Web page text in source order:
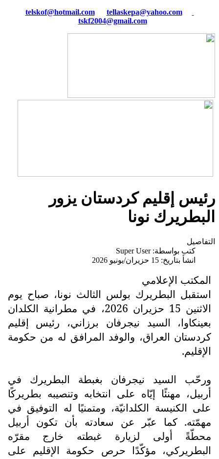
tellaskepa@yahoo.com
tskf2004@gmail.com
رئيس إقليم كردستان يزور
البطريرك نونا
التفاصيل
كتب بواسطة:Super User
انشأ بتاريخ: 15 حزيران/يونيو 2026
المكتب الإعلامي
استقبل البطريرك بولس الثالث نونا، صباح يوم
الاثنين 15 حزيران 2026، في مطرانية الكلدان
بعينكاوا، السيد نيجرفان برزاني، رئيس إقليم
كردستان العراق، والوفد المرافق له من حكومة
الإقليم.
ورحّب السيد نيجرفان بغبطة البطريرك في
أربيل، مهنئًا إيّاه على انتخابه وتنصيبه بطريركًا
على الكنيسة الكلدانيّة، ومتمنيًا له التوفيق في
مهمّته. كما عبّر عن سعادته بأن تكون أربيل
محطّةً أولى لزيارة غبطته خارج مقرّه
البطريركي، مؤكّدًا حرص حكومة الإقليم على